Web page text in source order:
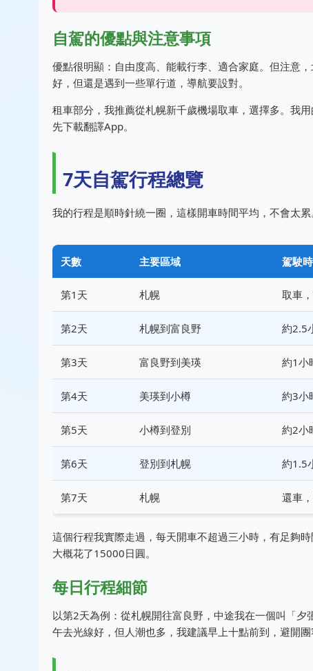
自駕的優點與注意事項
優點很明顯：自由度高、能載行李、適合家庭。但注意
好，但還是遇到一些單行道，導航要設對。
租車部分，我推薦從札幌新千歲機場取車，選擇多。我
先下載翻譯App。
7天自駕行程總覽
我的行程是順時針繞一圈，這樣開車時間平均，不會太累
天數 主要區域 駕駛
第1天 札幌 取車
第2天 札幌到富良野 約2.5
第3天 富良野到美瑛 約1小
第4天 美瑛到小樽 約3小
第5天 小樽到登別 約2小
第6天 登別到札幌 約1.5
第7天 札幌 還車
這個行程我實際走過，每天開車不超過三小時，有足夠
大概花了15000日圓。
每日行程細節
以第2天為例：從札幌開往富良野，中途我在一個叫「
午去光線好，但人潮也多，我建議早上十點前到，避開團